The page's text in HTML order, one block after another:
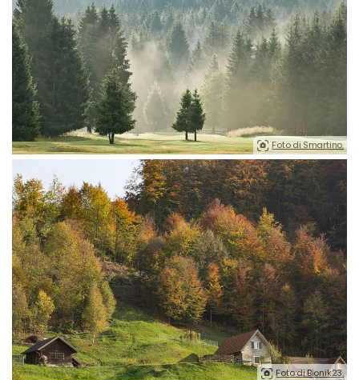
Foto di Smartino.
Foto di Bionik23.